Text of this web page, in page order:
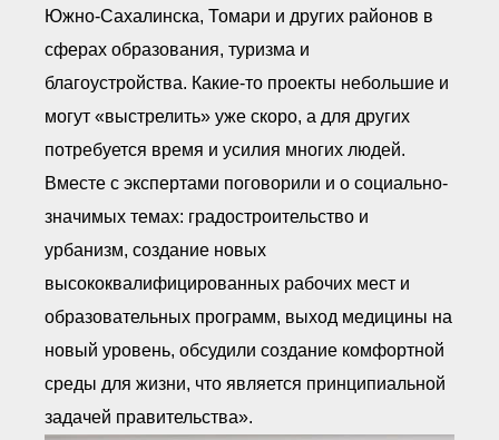
Южно-Сахалинска, Томари и других районов в
сферах образования, туризма и
благоустройства. Какие-то проекты небольшие и
могут «выстрелить» уже скоро, а для других
потребуется время и усилия многих людей.
Вместе с экспертами поговорили и о социально-
значимых темах: градостроительство и
урбанизм, создание новых
высококвалифицированных рабочих мест и
образовательных программ, выход медицины на
новый уровень, обсудили создание комфортной
среды для жизни, что является принципиальной
задачей правительства».